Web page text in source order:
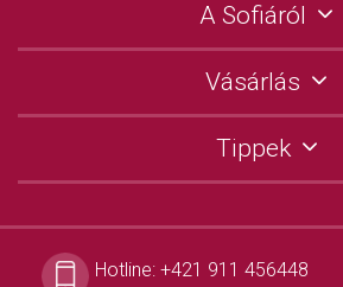
A Sofiáról
Vásárlás
Tippek
Hotline: +421 911 456448